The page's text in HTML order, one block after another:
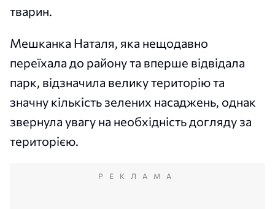
тварин.
Мешканка Наталя, яка нещодавно
переїхала до району та вперше відвідала
парк, відзначила велику територію та
значну кількість зелених насаджень, однак
звернула увагу на необхідність догляду за
територією.
РЕКЛАМА